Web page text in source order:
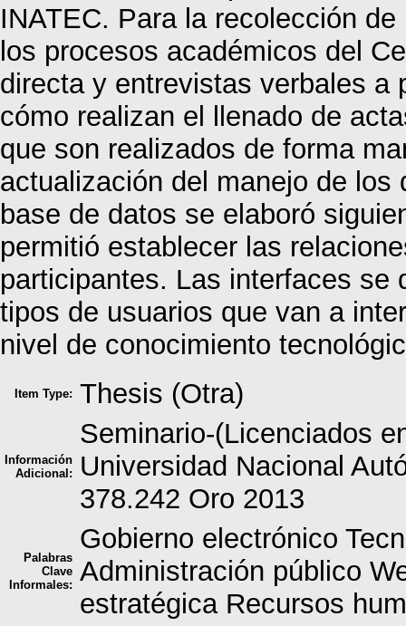
INATEC. Para la recolección
los procesos académicos del
directa y entrevistas verbales a
cómo realizan el llenado de
que son realizados de forma
actualización del manejo de
base de datos se elaboró
permitió establecer las
participantes. Las interfaces se
tipos de usuarios que van a
nivel de conocimiento
Item Type: Thesis (Otra)
Información
Adicional:
Seminario-(Licenciados
Universidad Nacional
378.242 Oro 2013
Palabras
Clave
Informales:
Gobierno electrónico
Administración público
estratégica Recursos